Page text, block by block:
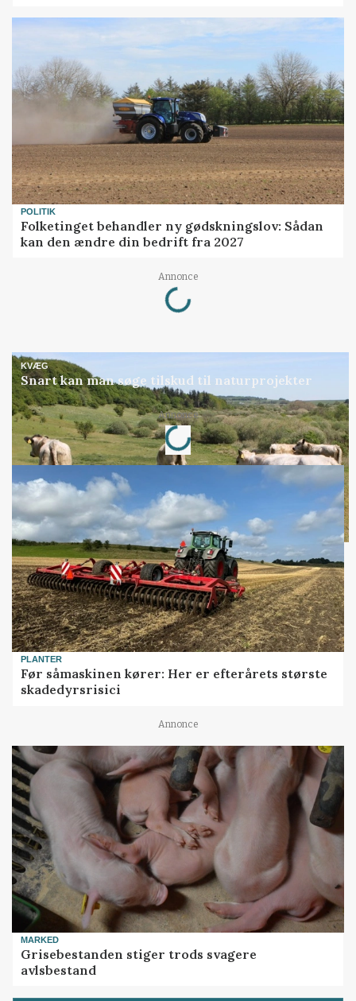
POLITIK
Folketinget behandler ny gødskningslov: Sådan
kan den ændre din bedrift fra 2027
Annonce
Loading...
KVÆG
Snart kan man søge tilskud til naturprojekter
Annonce
Loading...
PLANTER
Før såmaskinen kører: Her er efterårets største
skadedyrsrisici
Annonce
MARKED
Grisebestanden stiger trods svagere
avlsbestand